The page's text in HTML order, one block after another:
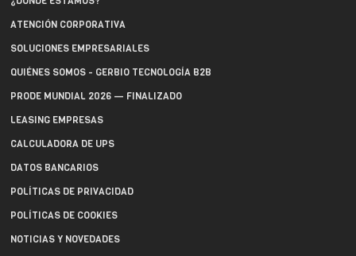
ATENCIÓN CORPORATIVA
SOLUCIONES EMPRESARIALES
QUIÉNES SOMOS - GERBIO TECNOLOGÍA B2B
PRODE MUNDIAL 2026 — FINALIZADO
LEASING EMPRESAS
CALCULADORA DE UPS
DATOS BANCARIOS
POLÍTICAS DE PRIVACIDAD
POLÍTICAS DE COOKIES
NOTICIAS Y NOVEDADES